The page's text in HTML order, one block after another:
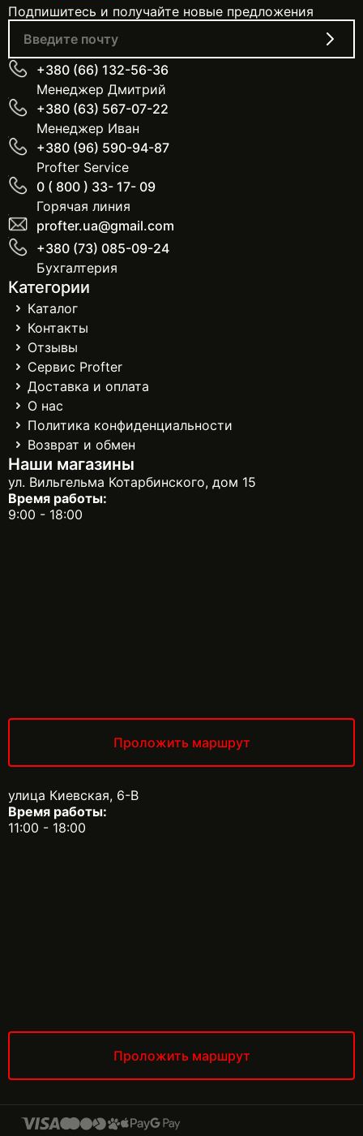
Подпишитесь и получайте новые предложения
+380 (66) 132-56-36
Менеджер Дмитрий
+380 (63) 567-07-22
Менеджер Иван
+380 (96) 590-94-87
Profter Service
0 ( 800 ) 33- 17- 09
Горячая линия
profter.ua@gmail.com
+380 (73) 085-09-24
Бухгалтерия
Категории
Каталог
Контакты
Отзывы
Сервис Profter
Доставка и оплата
О нас
Политика конфиденциальности
Возврат и обмен
Наши магазины
ул. Вильгельма Котарбинского, дом 15
Время работы:
9:00 - 18:00
Проложить маршрут
улица Киевская, 6-В
Время работы:
11:00 - 18:00
Проложить маршрут